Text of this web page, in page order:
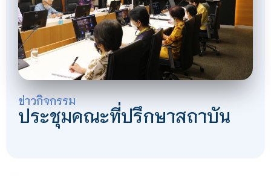
ข่าวกิจกรรม
ประชุมคณะที่ปรึกษาสถาบัน